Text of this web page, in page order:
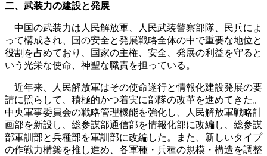
二、武装力の建設と発展
中国の武装力は人民解放軍、人民武装警察部隊、民兵によ
って構成され、国の安全と発展戦略全体の中で重要な地位と
役割を占めており、国家の主権、安全、発展の利益を守ると
いう光栄な使命、神聖な職責を担っている。
近年来、人民解放軍はその使命遂行と情報化建設発展の要
請に照らして、積極的かつ着実に部隊の改革を進めてきた。
中央軍事委員会の戦略管理機能を強化し、人民解放軍戦略計
画部を新設し、総参謀部通信部を情報化部に改編し、総参謀
部軍訓部と兵種部を軍訓部に改編した。また、新しいタイプ
の作戦力構築を推し進め、各軍種・兵種の規模・構造を調整